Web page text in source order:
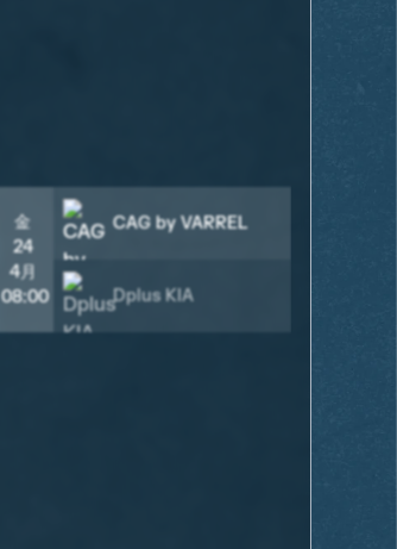
金
24
4月
08:00
CAG by VARREL
Dplus KIA